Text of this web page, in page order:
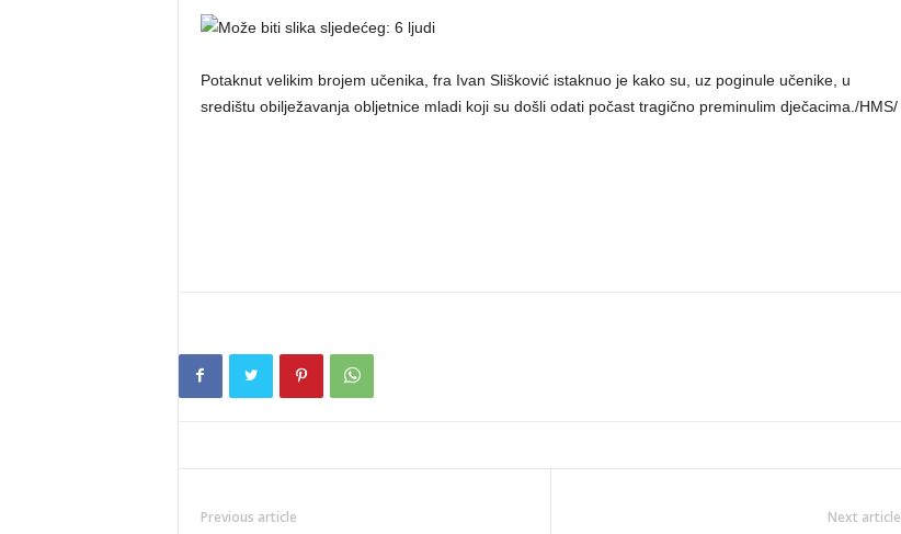
Potaknut velikim brojem učenika, fra Ivan Slišković istaknuo je kako su, uz poginule učenike, u
središtu obilježavanja obljetnice mladi koji su došli odati počast tragično preminulim dječacima./HMS/
Previous article Next article